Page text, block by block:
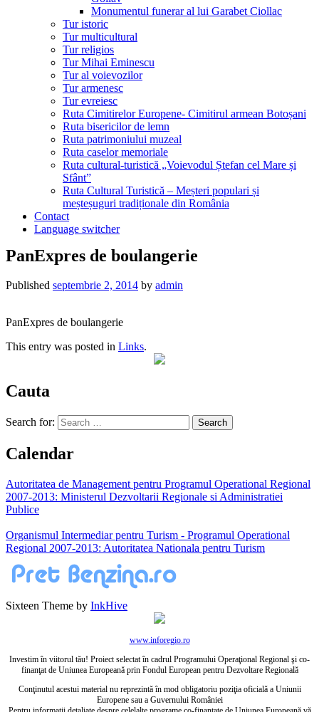
Monumentul funerar al lui Garabet Ciollac
Tur istoric
Tur multicultural
Tur religios
Tur Mihai Eminescu
Tur al voievozilor
Tur armenesc
Tur evreiesc
Ruta Cimitirelor Europene- Cimitirul armean Botoșani
Ruta bisericilor de lemn
Ruta patrimoniului muzeal
Ruta caselor memoriale
Ruta cultural-turistică „Voievodul Ștefan cel Mare și
Sfânt”
Ruta Cultural Turistică – Meșteri populari și
meșteșuguri tradiționale din România
Contact
Language switcher
PanExpres de boulangerie
Published septembrie 2, 2014 by admin
PanExpres de boulangerie
This entry was posted in Links.
Cauta
Search for:
Calendar
Autoritatea de Management pentru Programul Operational Regional
2007-2013: Ministerul Dezvoltarii Regionale si Administratiei
Publice
Organismul Intermediar pentru Turism - Programul Operational
Regional 2007-2013: Autoritatea Nationala pentru Turism
Sixteen Theme by InkHive
www.inforegio.ro
Investim în viitorul tău! Proiect selectat în cadrul Programului Operaţional Regional şi co-
finanţat de Uniunea Europeană prin Fondul European pentru Dezvoltare Regională
Conţinutul acestui material nu reprezintă în mod obligatoriu poziţia oficială a Uniunii
Europene sau a Guvernului României